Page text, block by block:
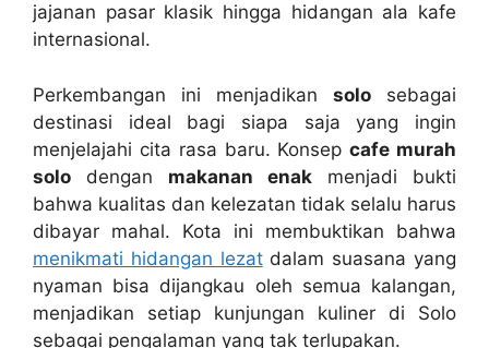
jajanan pasar klasik hingga hidangan ala kafe
internasional.
Perkembangan ini menjadikan solo sebagai
destinasi ideal bagi siapa saja yang ingin
menjelajahi cita rasa baru. Konsepcafe murah
solo dengan makanan enak menjadi bukti
bahwa kualitas dan kelezatan tidak selalu harus
dibayar mahal. Kota ini membuktikan bahwa
menikmati hidangan lezatdalam suasana yang
nyaman bisa dijangkau oleh semua kalangan,
menjadikan setiap kunjungan kuliner di Solo
sebagai pengalaman yang tak terlupakan.